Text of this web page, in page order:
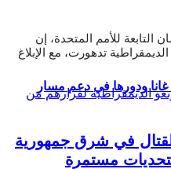
غانا ودورها في دعم مسار
التابعة للأمم المتحدة، إن
تدهورت، مع الإبلاغ
في شرق جمهورية
مستمرة